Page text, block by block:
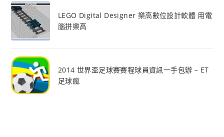
LEGO Digital Designer 樂高數位設計軟體 用電
腦拼樂高
2014 世界盃足球賽賽程球員資訊一手包辦 – ET
足球瘋